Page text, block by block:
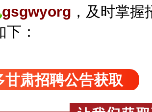
gsgwyorg ， 及时掌握
下：
甘肃招聘公告获取